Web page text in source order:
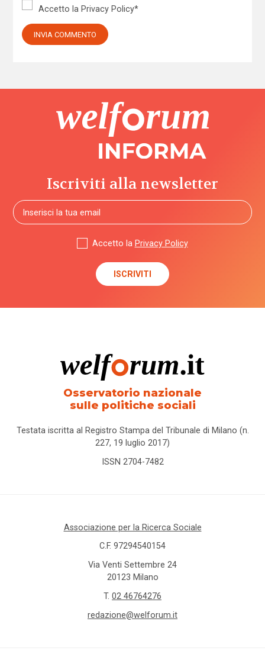
Accetto la Privacy Policy*
Iscriviti alla newsletter
Accetto la Privacy Policy
Osservatorio nazionale
sulle politiche sociali
Testata iscritta al Registro Stampa del Tribunale di Milano (n.
227, 19 luglio 2017)
ISSN 2704-7482
Associazione per la Ricerca Sociale
C.F. 97294540154
Via Venti Settembre 24
20123 Milano
T. 02 46764276
redazione@welforum.it